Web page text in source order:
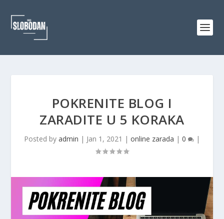
POKRENITE BLOG I
ZARADITE U 5 KORAKA
Posted by admin | Jan 1, 2021 | online zarada | 0 |